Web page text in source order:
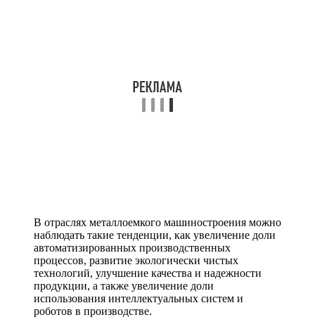
В отраслях металлоемкого машиностроения можно
наблюдать такие тенденции, как увеличение доли
автоматизированных производственных
процессов, развитие экологически чистых
технологий, улучшение качества и надежности
продукции, а также увеличение доли
использования интеллектуальных систем и
роботов в производстве.